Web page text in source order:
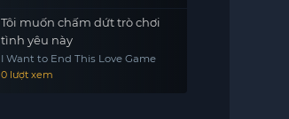
Tôi muốn chấm dứt trò chơi
tình yêu này
I Want to End This Love Game
0 lượt xem